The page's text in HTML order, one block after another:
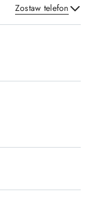
Zostaw telefon